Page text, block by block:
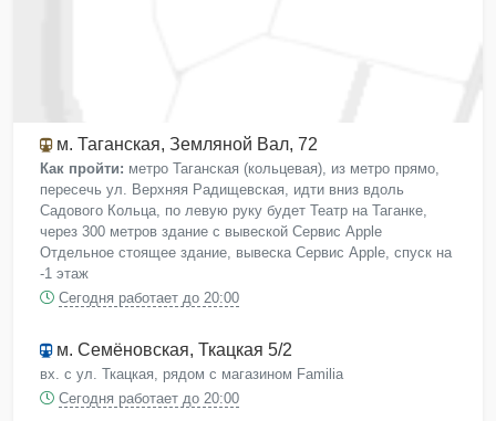
м. Таганская, Земляной Вал, 72
Как пройти: метро Таганская (кольцевая), из метро прямо,
пересечь ул. Верхняя Радищевская, идти вниз вдоль
Садового Кольца, по левую руку будет Театр на Таганке,
через 300 метров здание с вывеской Сервис Apple
Отдельное стоящее здание, вывеска Сервис Apple, спуск на
-1 этаж
Сегодня работает до 20:00
м. Семёновская, Ткацкая 5/2
вх. с ул. Ткацкая, рядом с магазином Familia
Сегодня работает до 20:00